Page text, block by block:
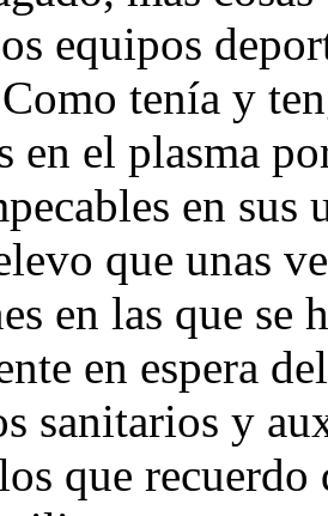
equipos
tenía y
en el plasma
en
que unas
en las que se
en espera
sanitarios y
que